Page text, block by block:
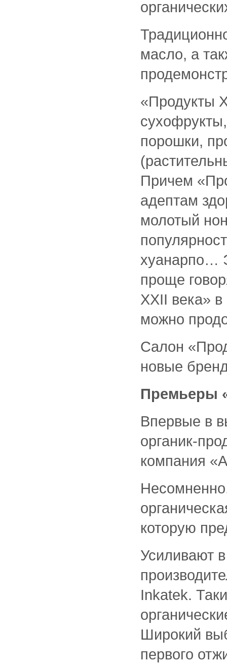
масло, а
«Продукты
порошки,
Причем
адептам
молотый
хуанарпо…
проще
XXII века»
можно
Салон
новые
Премьеры
Впервые в
органик-
компания
которую
Усиливают
Inkatek.
Широкий
первого